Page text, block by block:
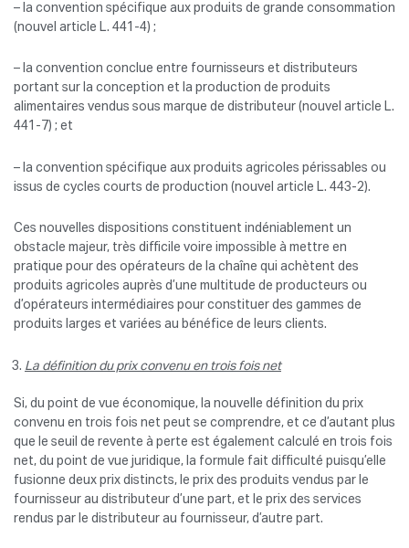
– la convention spécifique aux produits de grande consommation
(nouvel article L. 441-4) ;
– la convention conclue entre fournisseurs et distributeurs
portant sur la conception et la production de produits
alimentaires vendus sous marque de distributeur (nouvel article L.
441-7) ; et
– la convention spécifique aux produits agricoles périssables ou
issus de cycles courts de production (nouvel article L. 443-2).
Ces nouvelles dispositions constituent indéniablement un
obstacle majeur, très difficile voire impossible à mettre en
pratique pour des opérateurs de la chaîne qui achètent des
produits agricoles auprès d’une multitude de producteurs ou
d’opérateurs intermédiaires pour constituer des gammes de
produits larges et variées au bénéfice de leurs clients.
La définition du prix convenu en trois fois net
Si, du point de vue économique, la nouvelle définition du prix
convenu en trois fois net peut se comprendre, et ce d’autant plus
que le seuil de revente à perte est également calculé en trois fois
net, du point de vue juridique, la formule fait difficulté puisqu’elle
fusionne deux prix distincts, le prix des produits vendus par le
fournisseur au distributeur d’une part, et le prix des services
rendus par le distributeur au fournisseur, d’autre part.